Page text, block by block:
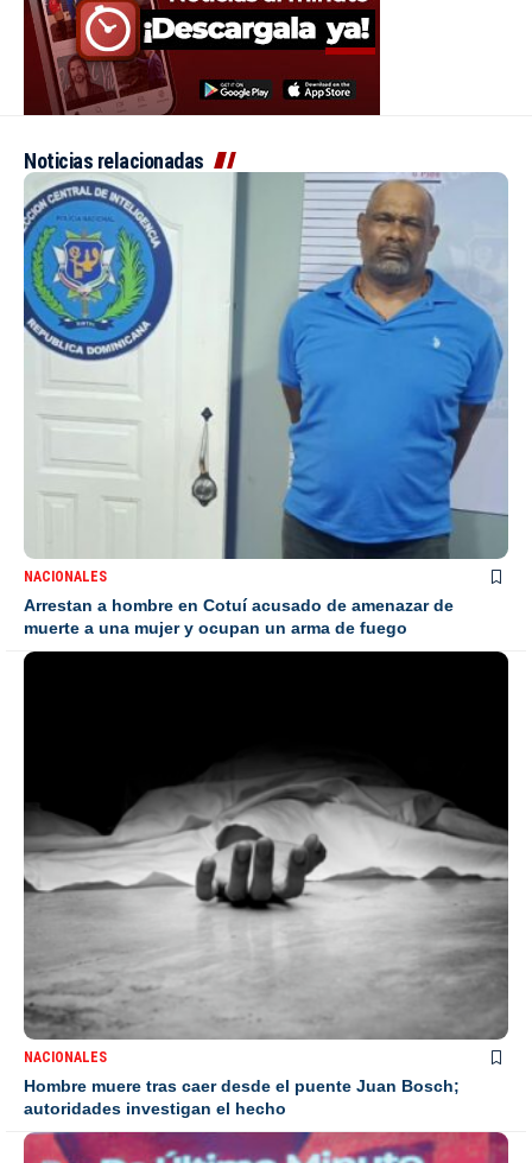
Noticias relacionadas
NACIONALES
Arrestan a hombre en Cotuí acusado de amenazar de
muerte a una mujer y ocupan un arma de fuego
NACIONALES
Hombre muere tras caer desde el puente Juan Bosch;
autoridades investigan el hecho